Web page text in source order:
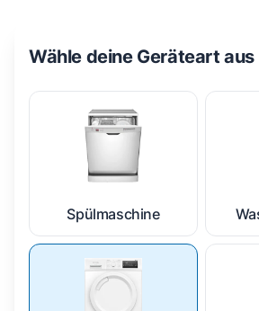
Wähle deine Geräteart aus
Spülmaschine